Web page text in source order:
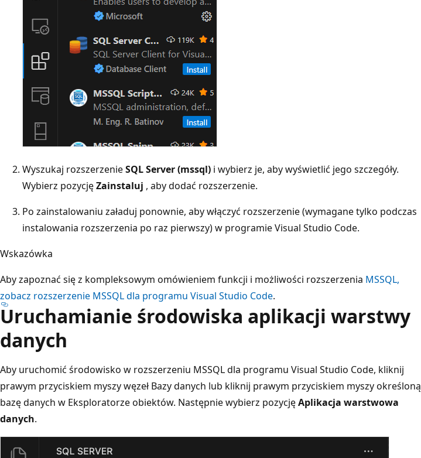
Wyszukaj rozszerzenieSQL Server (mssql) i wybierz je, aby wyświetlić jego szczegóły.
Wybierz pozycjęZainstaluj , aby dodać rozszerzenie.
Po zainstalowaniu załaduj ponownie, aby włączyć rozszerzenie (wymagane tylko podczas
instalowania rozszerzenia po raz pierwszy) w programie Visual Studio Code.
Wskazówka
Aby zapoznać się z kompleksowym omówieniem funkcji i możliwości rozszerzenia MSSQL,
zobacz rozszerzenie MSSQL dla programu Visual Studio Code.
Uruchamianie środowiska aplikacji warstwy
danych
Aby uruchomić środowisko w rozszerzeniu MSSQL dla programu Visual Studio Code, kliknij
prawym przyciskiem myszy węzeł Bazy danych lub kliknij prawym przyciskiem myszy określoną
bazę danych w Eksploratorze obiektów. Następnie wybierz pozycjęAplikacja warstwowa
danych.